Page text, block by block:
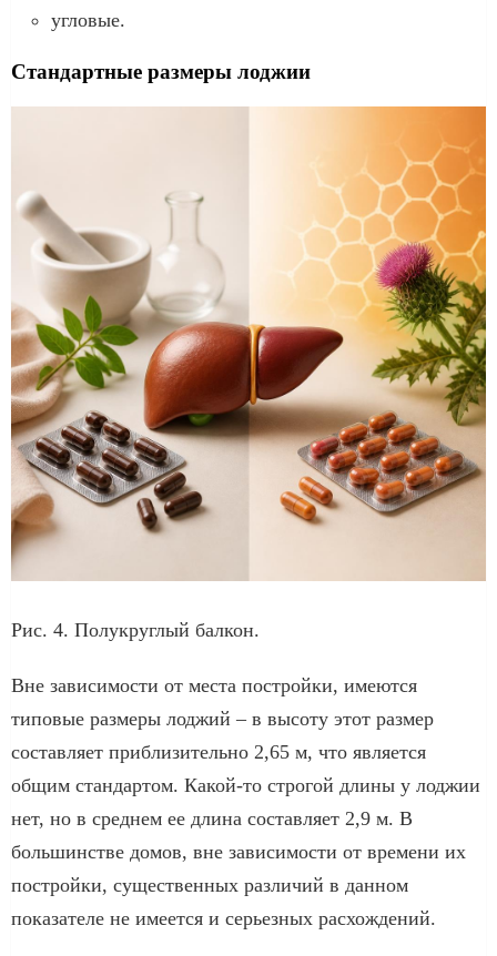
угловые.
Стандартные размеры лоджии
Рис. 4. Полукруглый балкон.
Вне зависимости от места постройки, имеются
типовые размеры лоджий – в высоту этот размер
составляет приблизительно 2,65 м, что является
общим стандартом. Какой-то строгой длины у лоджии
нет, но в среднем ее длина составляет 2,9 м. В
большинстве домов, вне зависимости от времени их
постройки, существенных различий в данном
показателе не имеется и серьезных расхождений.